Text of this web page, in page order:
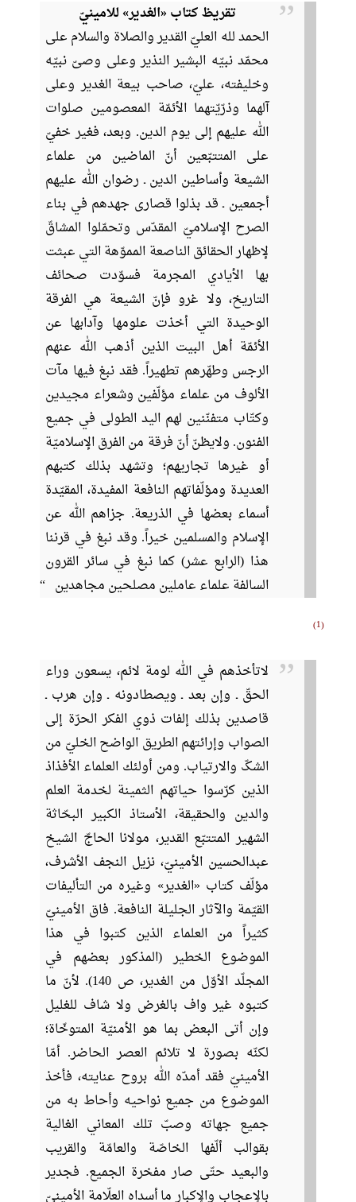
تقريظ كتاب «الغدير» للامينيّ
الحمد لله العليّ القدير والصلاة والسلام على
محمّد نبيّه البشير النذير وعلى وصىّ نبيّه
وخليفته، عليّ، صاحب بيعة الغدير وعلى
آلهما وذرّيّتهما الأئمّة المعصومين صلوات
الله عليهم إلى يوم الدين. وبعد، فغير خفيّ
على المتتبّعين أنّ الماضين من علماء
الشيعة وأساطين الدين ـ رضوان الله عليهم
أجمعين ـ قد بذلوا قصارى جهدهم في بناء
الصرح الإسلاميّ المقدّس وتحمّلوا المشاقّ
لإظهار الحقائق الناصعة المموّهة التي عبثت
بها الأيادي المجرمة فسوّدت صحائف
التاريخ، ولا غرو فإنّ الشيعة هي الفرقة
الوحيدة التي أخذت علومها وآدابها عن
الأئمّة أهل البيت الذين أذهب الله عنهم
الرجس وطهّرهم تطهيراً. فقد نبغ فيها مآت
الألوف من علماء مؤلّفين وشعراء مجيدين
وكتّاب متفنّنين لهم اليد الطولى في جميع
الفنون. ولايظنّ أنّ فرقة من الفرق الإسلاميّة
أو غيرها تجاريهم؛ وتشهد بذلك كتبهم
العديدة ومؤلّفاتهم النافعة المفيدة، المقيّدة
أسماء بعضها في الذريعة. جزاهم الله عن
الإسلام والمسلمين خيراً. وقد نبغ في قرننا
هذا (الرابع عشر) كما نبغ في سائر القرون
السالفة علماء عاملين مصلحين مجاهدين
1
لاتأخذهم في الله لومة لائم، يسعون وراء
الحقّ ـ وإن بعد ـ ويصطادونه ـ وإن هرب ـ
قاصدين بذلك إلفات ذوي الفكر الحرّة إلى
الصواب وإرائتهم الطريق الواضح الخليّ من
الشکّ والارتياب. ومن أولئك العلماء الأفذاذ
الذين كرّسوا حياتهم الثمينة لخدمة العلم
والدين والحقيقة، الأستاذ الكبير البحّاثة
الشهير المتتبّع القدير، مولانا الحاجّ الشيخ
عبدالحسين الأمينيّ، نزيل النجف الأشرف،
مؤلّف كتاب «الغدير» وغيره من التأليفات
القيّمة والآثار الجليلة النافعة. فاق الأمينيّ
كثيراً من العلماء الذين كتبوا في هذا
الموضوع الخطير (المذكور بعضهم في
المجلّد الأوّل من الغدير، ص 140). لأنّ ما
كتبوه غير واف بالغرض ولا شاف للغليل
وإن أتى البعض بما هو الأمنيّة المتوخّاة؛
لكنّه بصورة لا تلائم العصر الحاضر. أمّا
الأمينيّ فقد أمدّه الله بروح عنايته، فأخذ
الموضوع من جميع نواحيه وأحاط به من
جميع جهاته وصبّ تلك المعاني الغالية
بقوالب ألّفها الخاصّة والعامّة والقريب
والبعيد حتّى صار مفخرة الجميع. فجدير
بالإعجاب والإكبار ما أسداه العلّامة الأمينيّ